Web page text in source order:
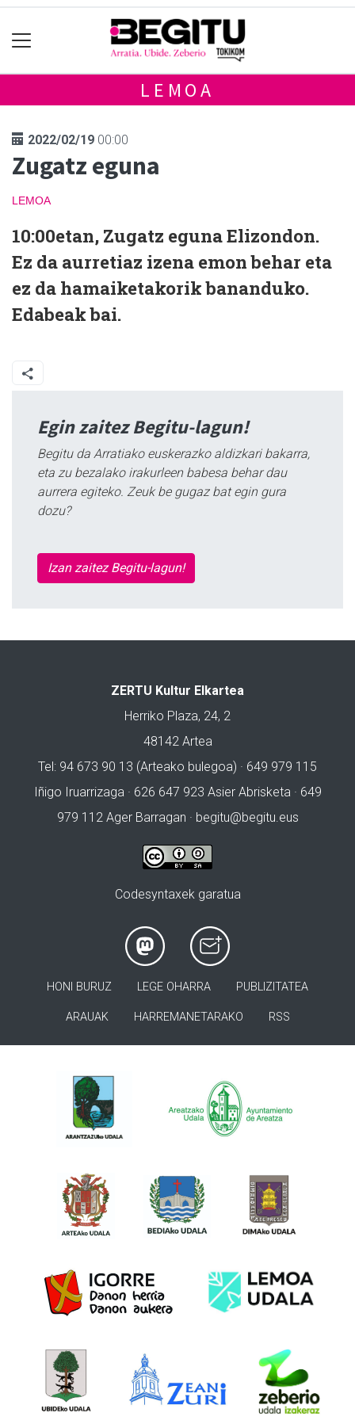
LEMOA
2022/02/19 00:00
Zugatz eguna
LEMOA
10:00etan, Zugatz eguna Elizondon.
Ez da aurretiaz izena emon behar eta
ez da hamaiketakorik bananduko.
Edabeak bai.
Egin zaitez Begitu-lagun!
Begitu da Arratiako euskerazko aldizkari bakarra,
eta zu bezalako irakurleen babesa behar dau
aurrera egiteko. Zeuk be gugaz bat egin gura
dozu?
Izan zaitez Begitu-lagun!
ZERTU Kultur Elkartea
Herriko Plaza, 24, 2
48142 Artea
Tel: 94 673 90 13 (Arteako bulegoa) · 649 979 115
Iñigo Iruarrizaga · 626 647 923 Asier Abrisketa · 649
979 112 Ager Barragan · begitu@begitu.eus
Codesyntaxek garatua
HONI BURUZ LEGE OHARRA PUBLIZITATEA
ARAUAK HARREMANETARAKO RSS